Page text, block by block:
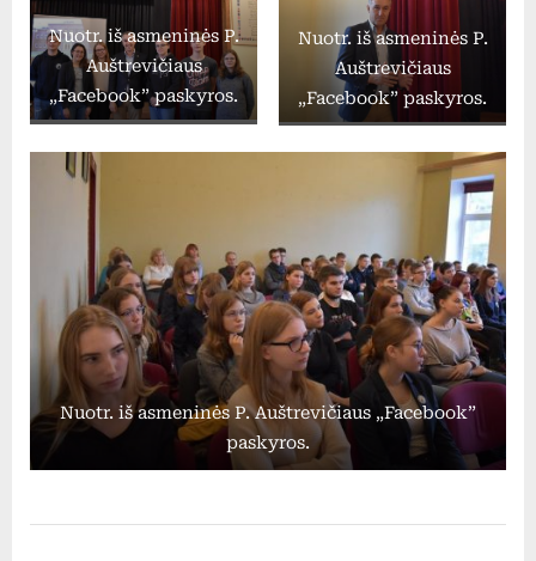
Nuotr. iš asmeninės P.
Auštrevičiaus
„Facebook” paskyros.
Nuotr. iš asmeninės P.
Auštrevičiaus
„Facebook” paskyros.
Nuotr. iš asmeninės P. Auštrevičiaus „Facebook”
paskyros.